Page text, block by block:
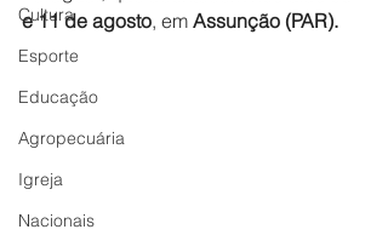
Cultura
Esporte
Educação
Agropecuária
Igreja
Nacionais
e 11 de agosto, em Assunção (PAR).